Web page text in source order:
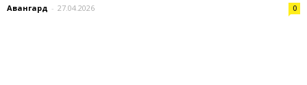
Авангард - 27.04.2026 0